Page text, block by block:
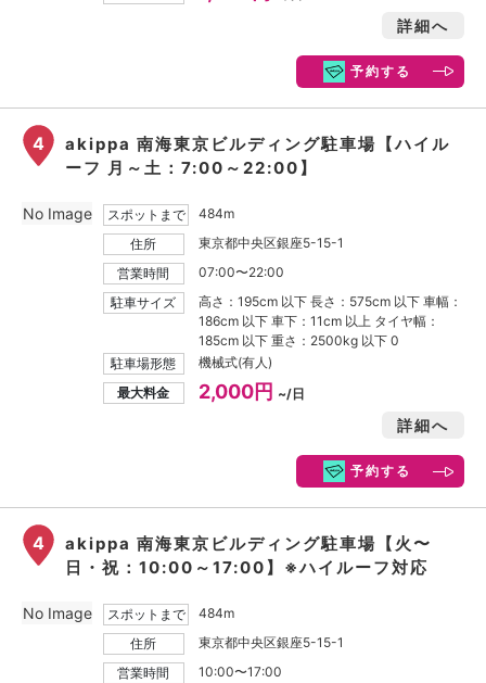
詳細へ
予約する
4
akippa 南海東京ビルディング駐車場【ハイル
ーフ 月～土：7:00～22:00】
スポットまで
484m
住所
東京都中央区銀座5-15-1
営業時間
07:00〜22:00
駐車サイズ
高さ：195cm 以下 長さ：575cm 以下 車幅：
186cm 以下 車下：11cm 以上 タイヤ幅：
185cm 以下 重さ：2500kg 以下 0
駐車場形態
機械式(有人)
最大料金
2,000円 ~/日
詳細へ
予約する
No Image
4
akippa 南海東京ビルディング駐車場【火〜
日・祝：10:00～17:00】※ハイルーフ対応
スポットまで
484m
住所
東京都中央区銀座5-15-1
営業時間
10:00〜17:00
No Image